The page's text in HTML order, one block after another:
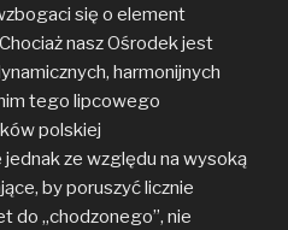
się o element
nasz Ośrodek jest
harmonijnych
tego lipcowego
polskiej
jednak ze względu na wysoką
by poruszyć licznie
do „chodzonego”, nie